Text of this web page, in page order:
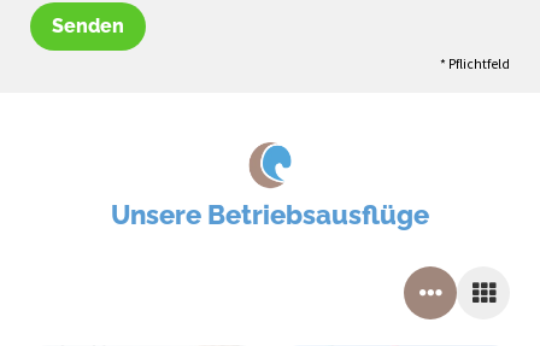
Senden
* Pflichtfeld
Unsere Betriebsausflüge